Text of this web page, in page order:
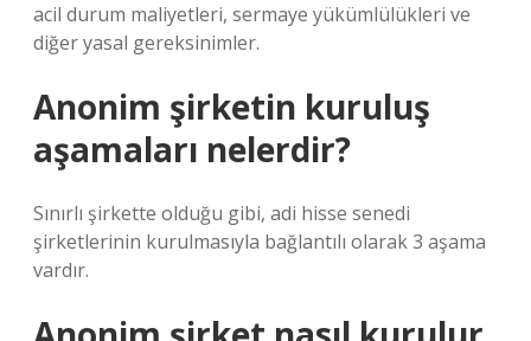
acil durum maliyetleri, sermaye yükümlülükleri ve
diğer yasal gereksinimler.
Anonim şirketin kuruluş
aşamaları nelerdir?
Sınırlı şirkette olduğu gibi, adi hisse senedi
şirketlerinin kurulmasıyla bağlantılı olarak 3 aşama
vardır.